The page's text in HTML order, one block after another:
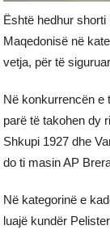
Është hedhur
Maqedonisë në
vetja, për të
Në konkurrencën e
parë të takohen dy
Shkupi 1927 dhe
do ti masin AP
Në kategorinë e
luajë kundër